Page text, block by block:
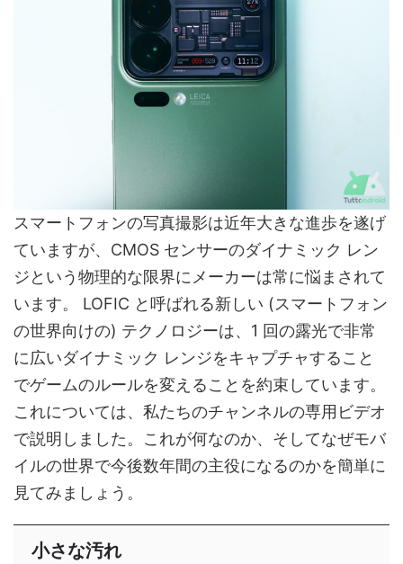
スマートフォンの写真撮影は近年大きな進歩を遂げ
ていますが、CMOS センサーのダイナミック レン
ジという物理的な限界にメーカーは常に悩まされて
います。 LOFIC と呼ばれる新しい (スマートフォン
の世界向けの) テクノロジーは、1 回の露光で非常
に広いダイナミック レンジをキャプチャすること
でゲームのルールを変えることを約束しています。
これについては、私たちのチャンネルの専用ビデオ
で説明しました。これが何なのか、そしてなぜモバ
イルの世界で今後数年間の主役になるのかを簡単に
見てみましょう。
小さな汚れ